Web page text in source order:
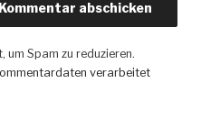
um Spam zu reduzieren.
verarbeitet